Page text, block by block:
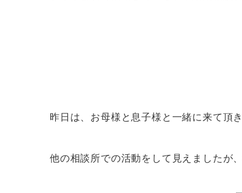
昨日は、お母様と息子様と一緒に来て頂
他の相談所での活動をして見えましたが